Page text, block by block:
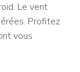
Le vent
Profitez
vous